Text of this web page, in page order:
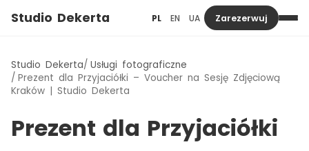
Studio Dekerta PL EN UA Zarezerwuj
Studio Dekerta Usługi fotograficzne
Prezent dla Przyjaciółki – Voucher na Sesję Zdjęciową
Kraków | Studio Dekerta
Prezent dla Przyjaciółki